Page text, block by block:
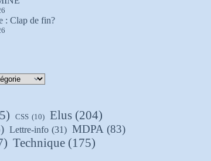
: Clap de fin?
CSS (10) Elus (204)
Lettre-info (31) MDPA (83)
Technique (175)